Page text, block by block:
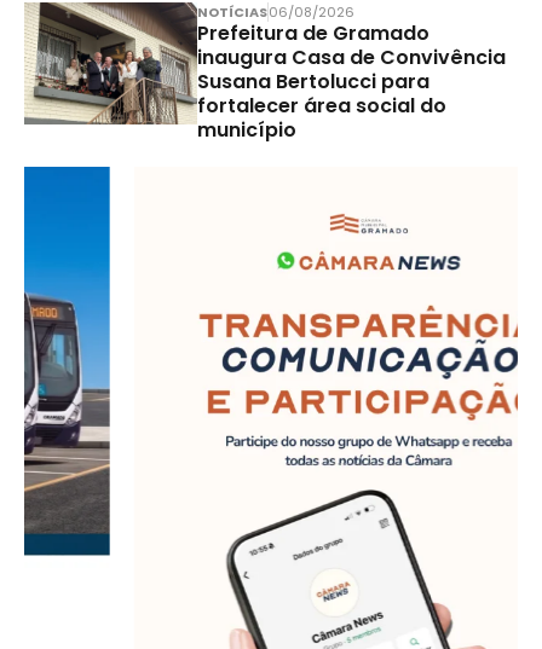
NOTÍCIAS06/08/2026
Prefeitura de Gramado
inaugura Casa de Convivência
Susana Bertolucci para
fortalecer área social do
município